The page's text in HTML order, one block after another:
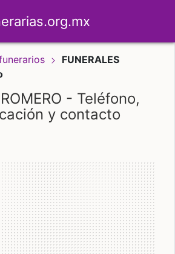
FUNERALES
- Teléfono,
y contacto